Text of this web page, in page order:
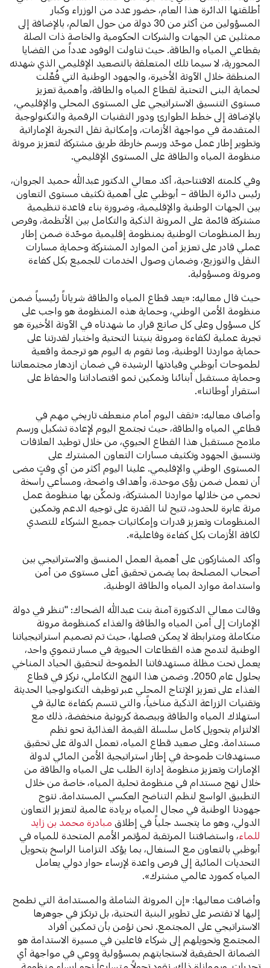
أطلقتها الدائرة هذا العام، حضور عدد من الوزراء وكبار
المسؤولين من أكثر من 30 دولة من حول العالم، بالإضافة إلى
ممثلين عن الجهات والشركات الحكومية والخاصة ذات الصلة
بقطاعي المياه والطاقة. حيث تناولت الوفود عدداً من القضايا
المحورية، لا سيما تلك المتعلقة بالتصعيد الإقليمي الذي شهدته
المنطقة خلال الآونة الأخيرة، والجهود الوطنية التي فُعِّلت
لحماية البنى التحتية لقطاع المياه والطاقة، وأهمية تعزيز
مستوى التنسيق الاستراتيجي على المستوى المحلي والإقليمي،
بالإضافة إلى خطط الطوارئ ودور التقنيات الرقمية والتكنولوجية
المتقدمة في مواجهة الأزمات، وإمكانية نقل التجربة الإماراتية
وتطوير إطار عمل موحّد ورسم خارطة طريق مشتركة لتعزيز مرونة
منظومة المياه والطاقة على المستوى الإقليمي.
وفي كلمته الافتتاحية، أكد معالي الدكتور عبدالله حميد الجروان،
رئيس دائرة الطاقة – أبوظبي على أهمية تكثيف مستوى التعاون
بين الجهات الوطنية والإقليمية، وضرورة بناء قاعدة تنظيمية
مشتركة قائمة على المرونة الذكية والتكامل بين الأنظمة، وفرص
ربط المنظومات الوطنية بمنظومة إقليمية موحّدة ضمن إطار
عملي قادر على تعزيز أمن الموارد المشتركة وحماية مسارات
النقل والتوزيع، وضمان وصول الخدمات للجميع بكل كفاءة
ومرونة ومسؤولية.
حيث قال معاليه: «يعد قطاع المياه والطاقة شرياناً رئيسياً ضمن
منظومة الأمن الوطني، وحماية هذه المنظومة هو واجب على
كل مسؤول وعلى كل صانع قرار. ما شهدناه في الآونة الأخيرة هو
تجربة عملية لكفاءة ومرونة بنيتنا التحتية واختبار لقدرتنا على
حماية مواردنا الوطنية، وما نقوم به اليوم هو ترجمة واقعية
لطموحات أبوظبي وقيادتها الرشيدة في ضمان ازدهار مجتمعاتنا
وحماية مستقبل أبنائنا وتمكين نمو اقتصاداتنا والحفاظ على
استقرار أوطاننا».
وأضاف معاليه: «نقف اليوم أمام منعطف تاريخي مهم في
قطاعي المياه والطاقة، حيث نجتمع اليوم لإعادة تشكيل ورسم
ملامح مستقبل هذا القطاع الحيوي، من خلال توطيد العلاقات
وتنسيق الجهود وتكثيف مسارات التعاون المشترك على
المستوى الوطني والإقليمي. علينا اليوم أكثر من أي وقتٍ مضى
أن نعمل ضمن رؤى موحدة، وأهداف واضحة، ومساعي راسخة
نحمي من خلالها مواردنا المشتركة، ونمكِّن بها منظومة عمل
مرنة عابرة للحدود، تتيح لنا القدرة على توجيه الدعم وتمكين
المنظومات وتعزيز قدرات وإمكانيات جميع الشركاء للتصدي
لكافة الأزمات بكل كفاءة وفاعلية».
وأكد المشاركون على أهمية العمل المنسق والاستراتيجي بين
أصحاب المصلحة بما يضمن تحقيق أعلى مستوى من أمن
واستدامة موارد المياه والطاقة الوطنية.
وقالت معالي الدكتورة آمنة بنت عبدالله الضحاك: "ننظر في دولة
الإمارات إلى أمن المياه والطاقة والغذاء كمنظومة مرونة
متكاملة ومترابطة لا يمكن فصلها، حيث تم تصميم استراتيجياتنا
الوطنية لتدمج هذه القطاعات الحيوية في مسار تنموي واحد،
يعمل تحت مظلة مستهدفاتنا الطموحة لتحقيق الحياد المناخي
بحلول عام 2050. وضمن هذا النهج التكاملي، نركز في قطاع
الغذاء على تعزيز الإنتاج المحلي عبر توظيف التكنولوجيا الحديثة
وتقنيات الزراعة الذكية مناخياً، والتي تتسم بكفاءة عالية في
استهلاك المياه والطاقة وببصمة كربونية منخفضة، ذلك مع
الالتزام بتحويل كامل سلسلة القيمة الغذائية نحو نظم
مستدامة. وعلى صعيد قطاع المياه، تعمل الدولة على تحقيق
مستهدفات طموحة في إطار استراتيجية الأمن المائي لدولة
الإمارات وتعزيز منظومة إدارة الطلب على المياه والطاقة من
خلال نهج مستدام في منظومة تحلية المياه، خاصة من خلال
التطبيق الواسع لنظم التناضح العكسي المستدامة. نتوج
جهودنا الوطنية في مجال المياه بريادة عالمية لتعزيز التعاون
الدولي، وهو ما يتجسد جلياً في إطلاق مبادرة محمد بن زايد
للماء، واستضافتنا المرتقبة لمؤتمر الأمم المتحدة للمياه في
أبوظبي بالتعاون مع السنغال، بما يؤكد التزامنا الراسخ بتحويل
التحديات المائية إلى فرص واعدة لإرساء حوار دولي يعامل
المياه كمورد عالمي مشترك».
وأضافت معاليها: «إن المرونة الشاملة والمستدامة التي نطمح
إليها لا تقتصر على تطوير البنية التحتية، بل ترتكز في جوهرها
الاستراتيجي على المجتمع. نحن نؤمن بأن تمكين أفراد
المجتمع وتحويلهم إلى شركاء فاعلين في مسيرة الاستدامة هو
الضمانة الحقيقية لاستجابتهم بمسؤولية ووعي في مواجهة أي